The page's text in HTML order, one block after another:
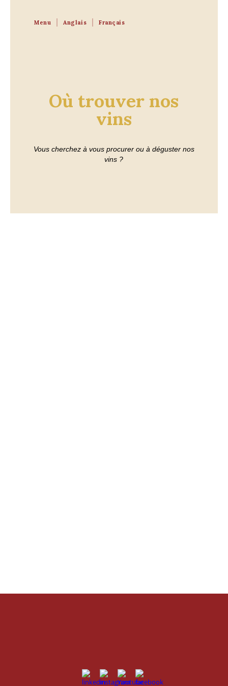
Menu Anglais Français
Où trouver nos
vins
Vous cherchez à vous procurer ou à déguster nos
vins ?